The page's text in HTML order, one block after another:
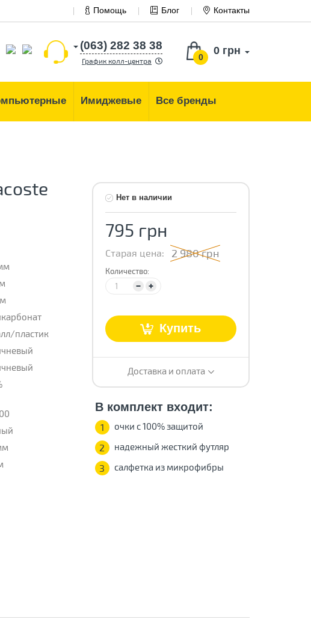
Помощь Блог Контакты
0
0 грн
(063) 282 38 38
График колл-центра
Имиджевые Все бренды
пластик
Нет в наличии
795 грн
Старая цена: 2 980 грн
Количество:
Купить
Доставка и оплата
В комплект входит:
1 очки с 100% защитой
2 надежный жесткий футляр
3 салфетка из микрофибры